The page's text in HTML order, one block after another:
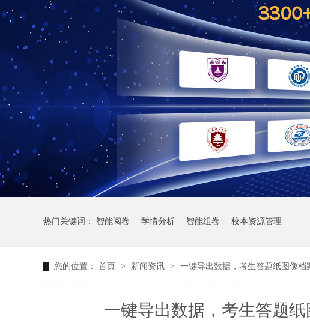
热门关键词： 智能阅卷 学情分析 智能组卷 校本资源管理
您的位置： 首页 > 新闻资讯 > 一键导出数据，考生答题纸图像档
一键导出数据，考生答题